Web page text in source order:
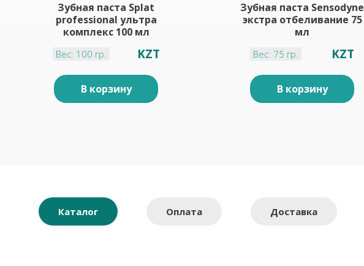
Зубная паста Splat
professional ультра
комплекс 100 мл
Вес: 100 гр. KZT
В корзину
Зубная паста Sensodyne
экстра отбеливание 75
мл
Вес: 75 гр. KZT
В корзину
Каталог Оплата Доставка